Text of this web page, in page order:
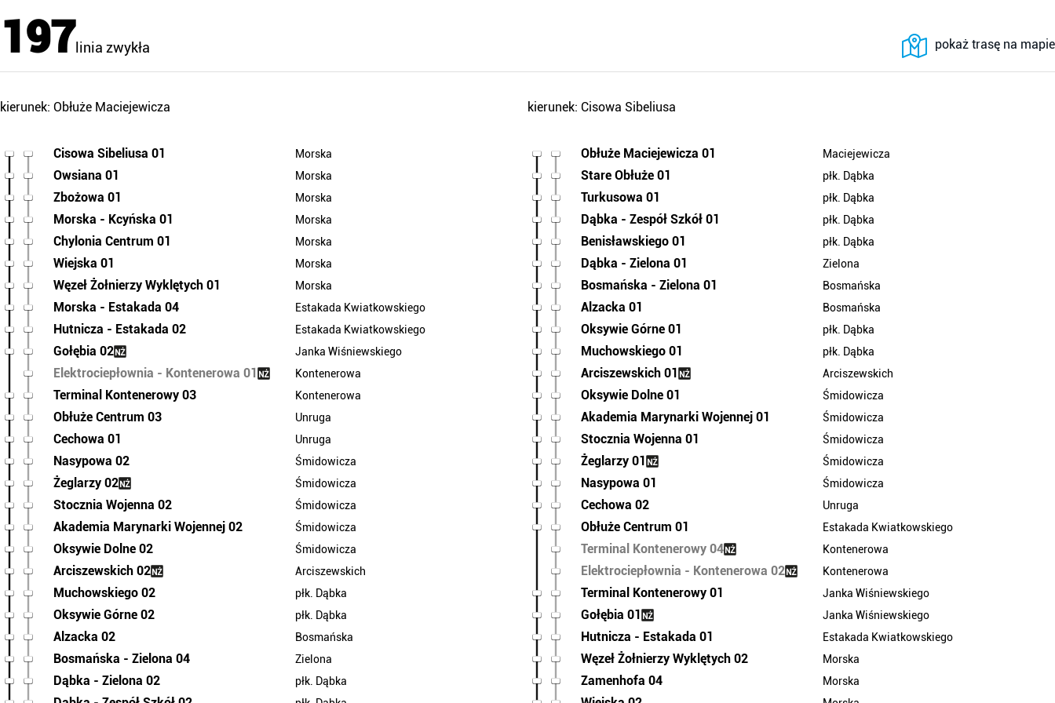
197 linia zwykła pokaż trasę na mapie
kierunek: Obłuże Maciejewicza
Cisowa Sibeliusa 01 Morska
Owsiana 01 Morska
Zbożowa 01 Morska
Morska - Kcyńska 01 Morska
Chylonia Centrum 01 Morska
Wiejska 01 Morska
Węzeł Żołnierzy Wyklętych 01 Morska
Morska - Estakada 04 Estakada Kwiatkowskiego
Hutnicza - Estakada 02 Estakada Kwiatkowskiego
Gołębia 02 Janka Wiśniewskiego
Elektrociepłownia - Kontenerowa 01 Kontenerowa
Terminal Kontenerowy 03 Kontenerowa
Obłuże Centrum 03 Unruga
Cechowa 01 Unruga
Nasypowa 02 Śmidowicza
Żeglarzy 02 Śmidowicza
Stocznia Wojenna 02 Śmidowicza
Akademia Marynarki Wojennej 02 Śmidowicza
Oksywie Dolne 02 Śmidowicza
Arciszewskich 02 Arciszewskich
Muchowskiego 02 płk. Dąbka
Oksywie Górne 02 płk. Dąbka
Alzacka 02 Bosmańska
Bosmańska - Zielona 04 Zielona
Dąbka - Zielona 02 płk. Dąbka
kierunek: Cisowa Sibeliusa
Obłuże Maciejewicza 01 Maciejewicza
Stare Obłuże 01 płk. Dąbka
Turkusowa 01 płk. Dąbka
Dąbka - Zespół Szkół 01 płk. Dąbka
Benisławskiego 01 płk. Dąbka
Dąbka - Zielona 01 Zielona
Bosmańska - Zielona 01 Bosmańska
Alzacka 01 Bosmańska
Oksywie Górne 01 płk. Dąbka
Muchowskiego 01 płk. Dąbka
Arciszewskich 01 Arciszewskich
Oksywie Dolne 01 Śmidowicza
Akademia Marynarki Wojennej 01 Śmidowicza
Stocznia Wojenna 01 Śmidowicza
Żeglarzy 01 Śmidowicza
Nasypowa 01 Śmidowicza
Cechowa 02 Unruga
Obłuże Centrum 01 Estakada Kwiatkowskiego
Terminal Kontenerowy 04 Kontenerowa
Elektrociepłownia - Kontenerowa 02 Kontenerowa
Terminal Kontenerowy 01 Janka Wiśniewskiego
Gołębia 01 Janka Wiśniewskiego
Hutnicza - Estakada 01 Estakada Kwiatkowskiego
Węzeł Żołnierzy Wyklętych 02 Morska
Zamenhofa 04 Morska